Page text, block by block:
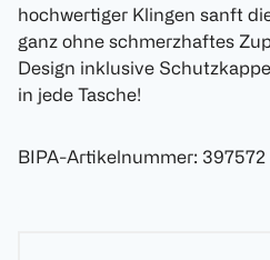
hochwertiger Klingen sanft
ganz ohne schmerzhaftes
Design inklusive
in jede Tasche!
BIPA-Artikelnummer: 397572